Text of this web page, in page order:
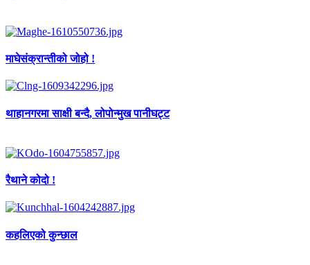
माघेसंक्रान्तीको जोहो !
थाहानगरमा साक्षी बन्दै, लोपोन्मुख पानीघट्ट
रैथाने कोदो !
कहलिएको कुन्छाल